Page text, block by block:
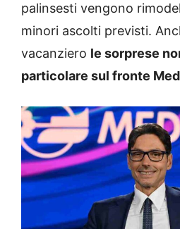
palinsesti vengono
minori ascolti previsti.
vacanziero le sorprese
particolare sul fronte